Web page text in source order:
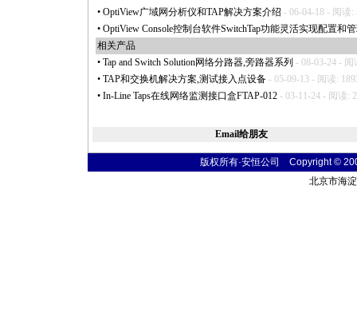
• OptiView广域网分析仪和TAP解决方案介绍 - 06-04-18 - 阅读:
• OptiView Console控制台软件SwitchTap功能灵活实现配置和
相关产品
• Tap and Switch Solution网络分路器,旁路器系列 - 08-03-24 - 阅
• TAP和交换机解决方案,测试接入点设备 - 05-09-13 - 阅读:
• In-Line Taps在线网络监测接口盒FTAP-012 - 03-11-24 - 阅读:
Email给朋友
版权所有·安恒公司 Copyright ©
北京市海